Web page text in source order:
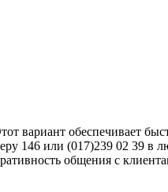
вариант обеспечивает
146 или (017)239 02 39 в
общения с